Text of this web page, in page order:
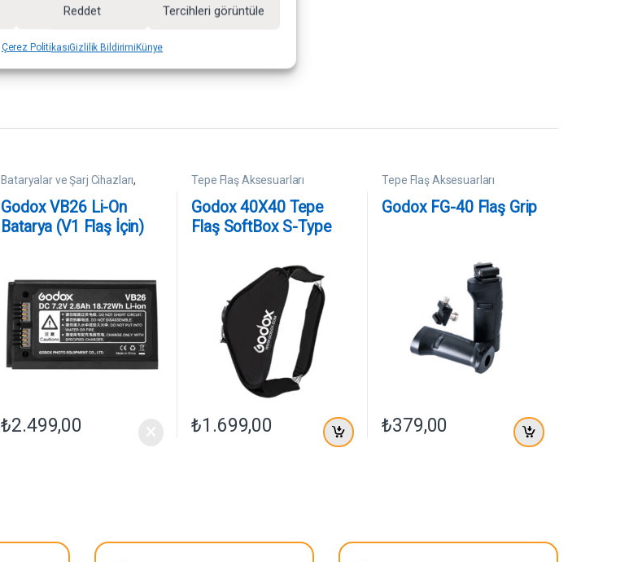
Reddet Tercihleri görüntüle
Çerez PolitikasıGizlilik BildirimiKünye
Bataryalar ve Şarj Cihazları,
Godox VB26 Li-On
Batarya (V1 Flaş İçin)
₺2.499,00
Tepe Flaş Aksesuarları
Godox 40X40 Tepe
Flaş SoftBox S-Type
₺1.699,00
Tepe Flaş Aksesuarları
Godox FG-40 Flaş Grip
₺379,00